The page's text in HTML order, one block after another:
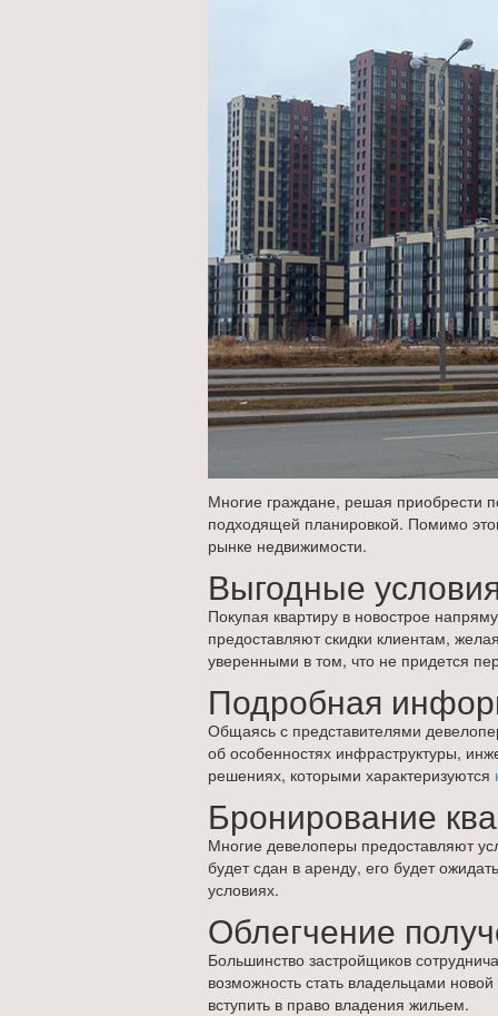
Многие граждане, решая приобрести
подходящей планировкой. Помимо
рынке недвижимости.
Выгодные
Покупая квартиру в новострое
предоставляют скидки клиентам,
уверенными в том, что не придется
Подробная
Общаясь с представителями
об особенностях инфраструктуры,
решениях, которыми характеризуются
Бронирование
Многие девелоперы предоставляют
будет сдан в аренду, его будет
условиях.
Облегчение
Большинство застройщиков
возможность стать владельцами
вступить в право владения жильем.